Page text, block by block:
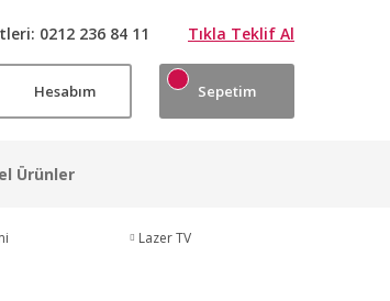
0212 236 84 11 Tıkla Teklif Al
Hesabım Sepetim
Ürünler
Lazer TV